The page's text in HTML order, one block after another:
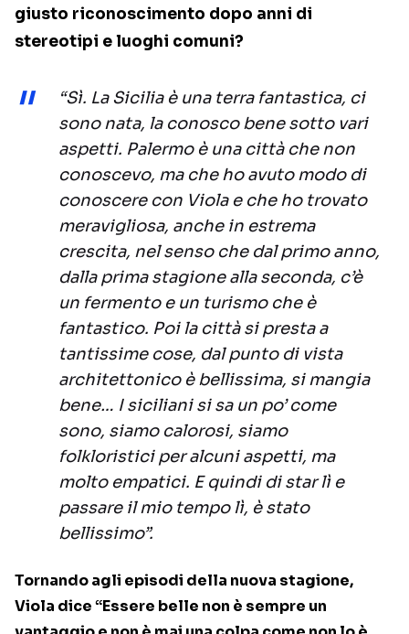
giusto riconoscimento dopo anni di
stereotipi e luoghi comuni?
“Sì. La Sicilia è una terra fantastica, ci
sono nata, la conosco bene sotto vari
aspetti. Palermo è una città che non
conoscevo, ma che ho avuto modo di
conoscere con Viola e che ho trovato
meravigliosa, anche in estrema
crescita, nel senso che dal primo anno,
dalla prima stagione alla seconda, c’è
un fermento e un turismo che è
fantastico. Poi la città si presta a
tantissime cose, dal punto di vista
architettonico è bellissima, si mangia
bene… I siciliani si sa un po’ come
sono, siamo calorosi, siamo
folkloristici per alcuni aspetti, ma
molto empatici. E quindi di star lì e
passare il mio tempo lì, è stato
bellissimo”.
Tornando agli episodi della nuova stagione,
Viola dice “Essere belle non è sempre un